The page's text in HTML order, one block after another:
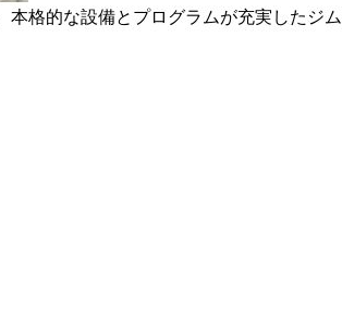
格的な設備とプログラムが充実したジ